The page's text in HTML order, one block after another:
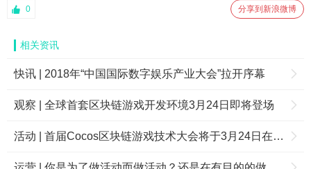
0 分享到新浪微博
相关资讯
快讯 | 2018年“中国国际数字娱乐产业大会”拉开序幕
观察 | 全球首套区块链游戏开发环境3月24日即将登场
活动 | 首届Cocos区块链游戏技术大会将于3月24日在京举办